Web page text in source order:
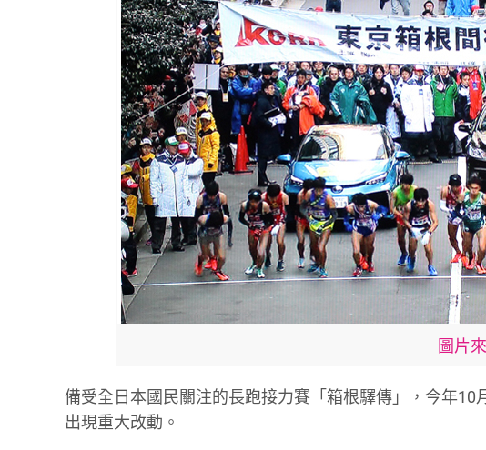
圖片
備受全日本國民關注的長跑接力賽「箱根驛傳」，今年
出現重大改動。